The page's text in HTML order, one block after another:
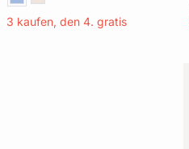
3 kaufen, den 4. gratis